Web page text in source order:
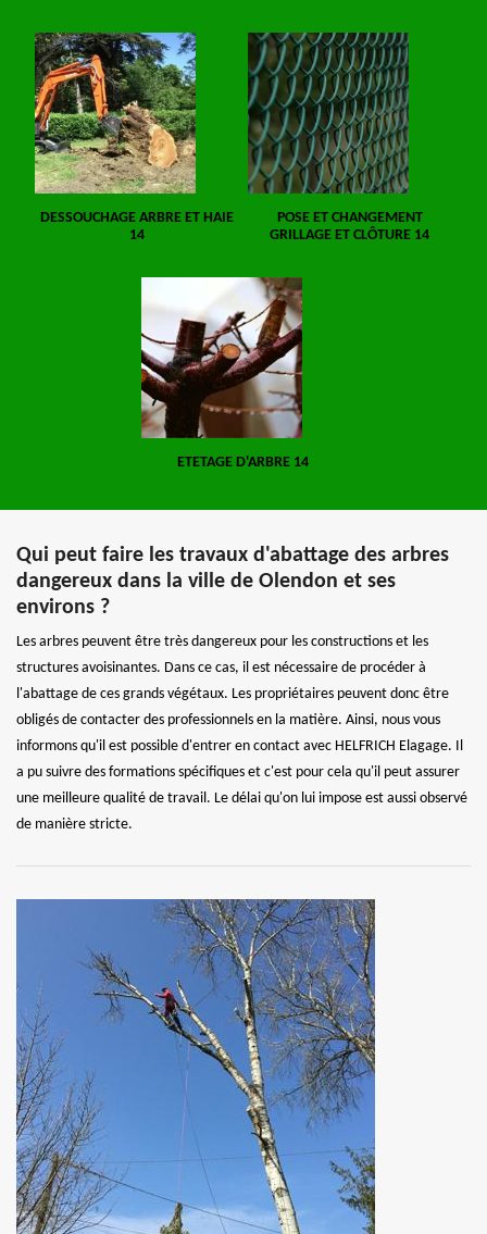
DESSOUCHAGE ARBRE ET HAIE
14
POSE ET CHANGEMENT
GRILLAGE ET CLÔTURE 14
ETETAGE D'ARBRE 14
Qui peut faire les travaux d'abattage des arbres
dangereux dans la ville de Olendon et ses
environs ?
Les arbres peuvent être très dangereux pour les constructions et les
structures avoisinantes. Dans ce cas, il est nécessaire de procéder à
l'abattage de ces grands végétaux. Les propriétaires peuvent donc être
obligés de contacter des professionnels en la matière. Ainsi, nous vous
informons qu'il est possible d'entrer en contact avec HELFRICH Elagage. Il
a pu suivre des formations spécifiques et c'est pour cela qu'il peut assurer
une meilleure qualité de travail. Le délai qu'on lui impose est aussi observé
de manière stricte.